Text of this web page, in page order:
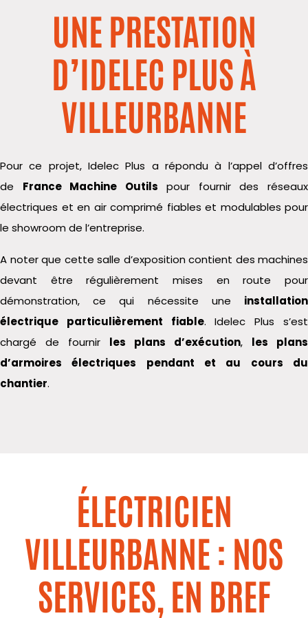
UNE PRESTATION
D’IDELEC PLUS À
VILLEURBANNE
Pour ce projet, Idelec Plus a répondu à l’appel d’offres
de France Machine Outils pour fournir des réseaux
électriques et en air comprimé fiables et modulables pour
le showroom de l’entreprise.
A noter que cette salle d’exposition contient des machines
devant être régulièrement mises en route pour
démonstration, ce qui nécessite une installation
électrique particulièrement fiable.Idelec Plus s’est
chargé de fournir les plans d’exécution, les plans
d’armoires électriques pendant et au cours du
chantier.
ÉLECTRICIEN
VILLEURBANNE : NOS
SERVICES, EN BREF